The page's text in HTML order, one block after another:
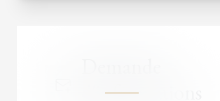
d'informations